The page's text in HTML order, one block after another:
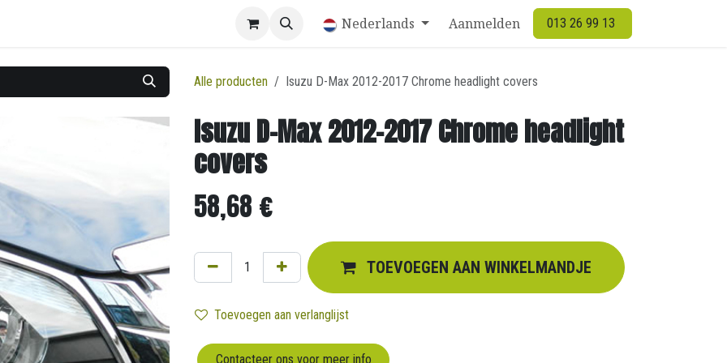
Nederlands Aanmelden 013 26 99 13
Alle producten Isuzu D-Max 2012-2017 Chrome headlight covers
Isuzu D-Max 2012-2017 Chrome headlight
covers
58,68 €
TOEVOEGEN AAN WINKELMANDJE
Toevoegen aan verlanglijst
Contacteer ons voor meer info